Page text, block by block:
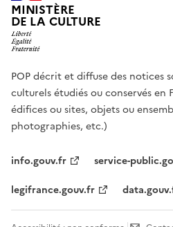
MINISTÈRE
DE LA CULTURE
POP décrit et diffuse des notices
culturels étudiés ou conservés en
édifices ou sites, objets ou
photographies, etc.)
info.gouv.fr
service-
legifrance.gouv.fr